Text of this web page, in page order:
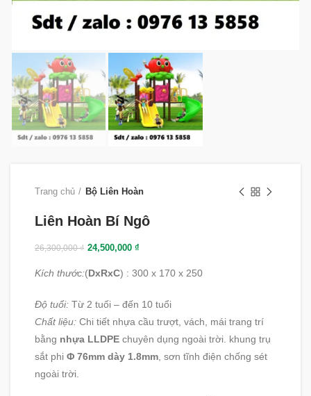
Trang chủ Bộ Liên Hoàn
Liên Hoàn Bí Ngô
26,300,000₫ 24,500,000 ₫
Kích thước:(DxRxC) : 300 x 170 x 250
Độ tuổi: Từ 2 tuối – đến 10 tuổi
Chất liệu: Chi tiết nhựa cầu trượt, vách, mái trang trí
bằng nhựa LLDPE chuyên dụng ngoài trời. khung trụ
sắt phi Φ 76mm dày 1.8mm , sơn tĩnh điện chống sét
ngoài trời.